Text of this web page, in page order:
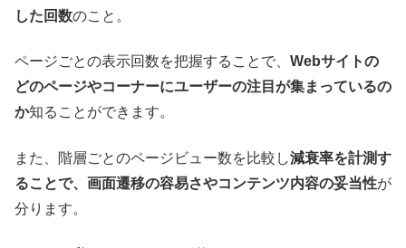
した回数のこと。
ページごとの表示回数を把握することで、 Webサイトの
どのページやコーナーにユーザーの注目が集まっているの
か知ることができます。
また、階層ごとのページビュー数を比較し減衰率を計測す
ることで、画面遷移の容易さやコンテンツ内容の妥当性が
分ります。